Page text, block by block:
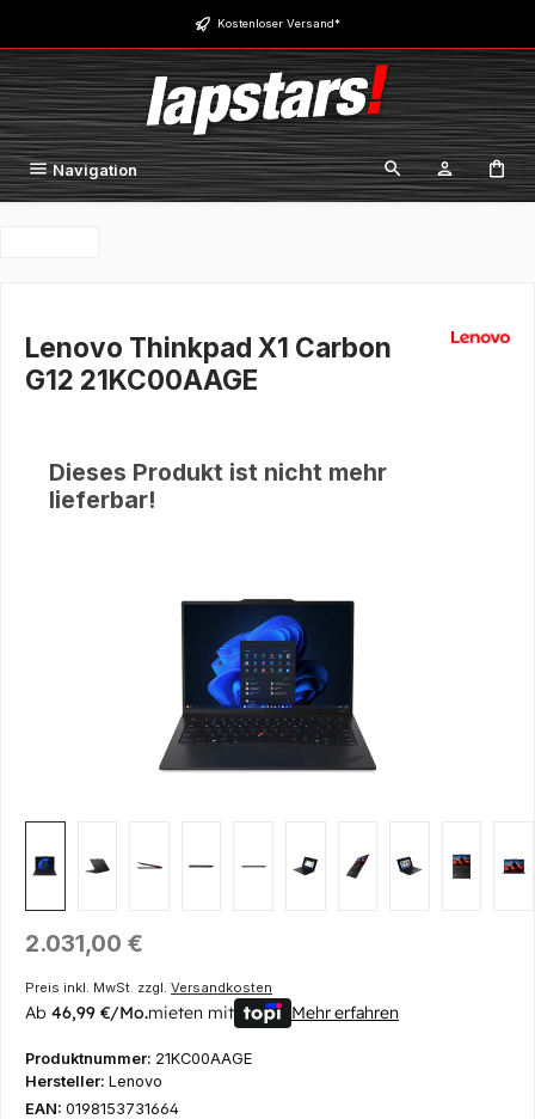
Zum Hauptinhalt springen Kostenloser Versand*
Navigation
Lenovo Thinkpad X1 Carbon
G12 21KC00AAGE
Dieses Produkt ist nicht mehr
lieferbar!
Regulärer Preis:
2.031,00 €
Preis inkl. MwSt. zzgl. Versandkosten
Ab 46,99 €/Mo.mieten mit Mehr erfahren
Produktnummer: 21KC00AAGE
Hersteller: Lenovo
EAN: 0198153731664